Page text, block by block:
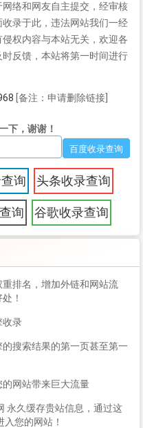
络和网友自主提交，经审核
录于此，违法网站我们一经
权内容与本站无关，欢迎各
反馈，本站将第一时间进行
[备注：申请删除链接]
下，谢谢！
询 头条收录查询
询 谷歌收录查询
排名，增加外链和网站流
！
收录
搜索结果的第一页甚至第一
网站带来巨大流量
永久缓存贵站信息，通过这
您的网站！